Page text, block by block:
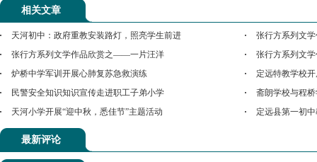
相关文章
天河初中：政府重教安装路灯，照亮学生前进
张行方系列文
张行方系列文学作品欣赏之——一片汪洋
张行方系列文
炉桥中学军训开展心肺复苏急救演练
定远特教学校
民警安全知识知识宣传走进职工子弟小学
斋朗学校与程
天河小学开展“迎中秋，悉佳节”主题活动
定远县第一初
最新评论